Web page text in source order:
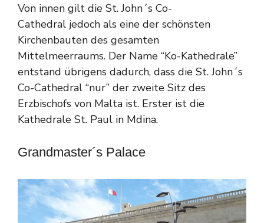
Von innen gilt die St. John´s Co-
Cathedral jedoch als eine der schönsten
Kirchenbauten des gesamten
Mittelmeerraums. Der Name “Ko-Kathedrale”
entstand übrigens dadurch, dass die St. John´s
Co-Cathedral “nur” der zweite Sitz des
Erzbischofs von Malta ist. Erster ist die
Kathedrale St. Paul in Mdina.
Grandmaster´s Palace